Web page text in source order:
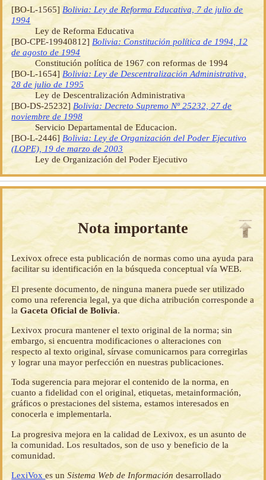
[BO-L-1565] Bolivia: Ley de Reforma Educativa, 7 de julio de
1994
Ley de Reforma Educativa
[BO-CPE-19940812] Bolivia: Constitución política de 1994, 12
de agosto de 1994
Constitución política de 1967 con reformas de 1994
[BO-L-1654] Bolivia: Ley de Descentralización Administrativa,
28 de julio de 1995
Ley de Descentralización Administrativa
[BO-DS-25232]Bolivia: Decreto Supremo Nº 25232, 27 de
noviembre de 1998
Servicio Departamental de Educacion.
[BO-L-2446] Bolivia: Ley de Organización del Poder Ejecutivo
(LOPE), 19 de marzo de 2003
Ley de Organización del Poder Ejecutivo
Nota importante
Lexivox ofrece esta publicación de normas como una ayuda para
facilitar su identificación en la búsqueda conceptual vía WEB.
El presente documento, de ninguna manera puede ser utilizado
como una referencia legal, ya que dicha atribución corresponde a
laGaceta Oficial de Bolivia.
Lexivox procura mantener el texto original de la norma; sin
embargo, si encuentra modificaciones o alteraciones con
respecto al texto original, sírvase comunicarnos para corregirlas
y lograr una mayor perfección en nuestras publicaciones.
Toda sugerencia para mejorar el contenido de la norma, en
cuanto a fidelidad con el original, etiquetas, metainformación,
gráficos o prestaciones del sistema, estamos interesados en
conocerla e implementarla.
La progresiva mejora en la calidad de Lexivox, es un asunto de
la comunidad. Los resultados, son de uso y beneficio de la
comunidad.
LexiVoxes unSistema Web de Información desarrollado